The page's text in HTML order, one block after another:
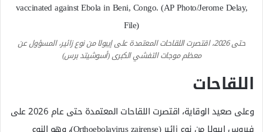
حتى 2026، اقتصرت اللقاحات المعتمدة على إيبولا من نوع زائير، المسؤول عن
معظم موجات التفشي الكبرى (أسوشيتد برس)
اللقاحات
وعلى صعيد الوقاية، اقتصرت اللقاحات المعتمدة حتى عام 2026 على